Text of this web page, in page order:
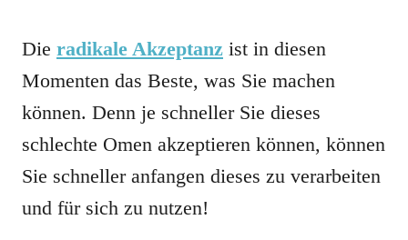
Die radikale Akzeptanz ist in diesen
Momenten das Beste, was Sie machen
können. Denn je schneller Sie dieses
schlechte Omen akzeptieren können, können
Sie schneller anfangen dieses zu verarbeiten
und für sich zu nutzen!